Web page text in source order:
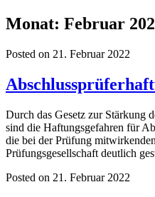
Monat: Februar
Posted on 21. Februar 2022
Durch das Gesetz zur Stärkung
sind die Haftungsgefahren für
die bei der Prüfung
Prüfungsgesellschaft deutlich
Posted on 21. Februar 2022